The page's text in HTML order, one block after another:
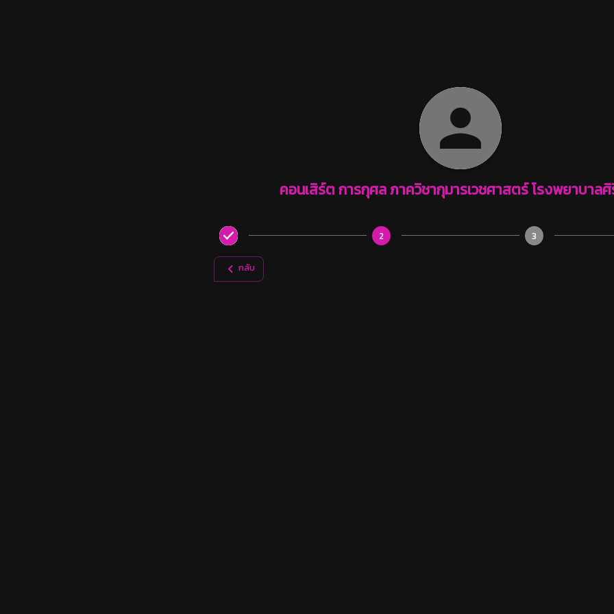
คอนเสิร์ต การกุศล ภาควิชากุมารเวชศาสตร์ โรงพยาบาล
2 3
กลับ